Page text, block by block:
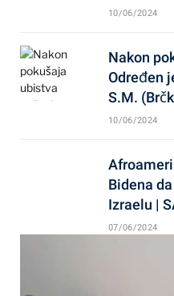
10/06/2024
Nakon
Određen
S.M.
10/06/2024
Bidena
Izraelu |
07/06/2024